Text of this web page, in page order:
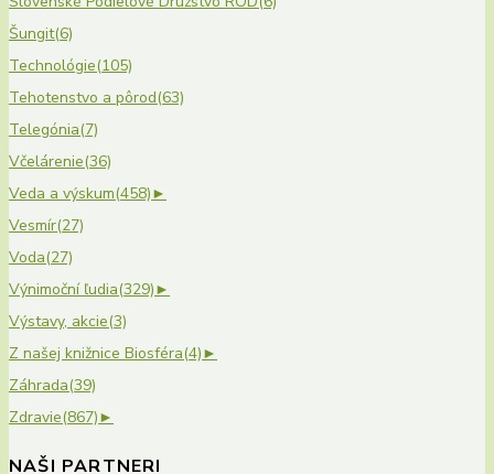
Šungit(6)
Technológie(105)
Tehotenstvo a pôrod(63)
Telegónia(7)
Včelárenie(36)
Veda a výskum(458)►
Vesmír(27)
Voda(27)
Výnimoční ľudia(329)►
Výstavy, akcie(3)
Z našej knižnice Biosféra(4)►
Záhrada(39)
Zdravie(867)►
NAŠI PARTNERI